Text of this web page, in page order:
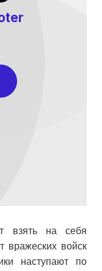
взять на себя
вражеских войск
наступают по